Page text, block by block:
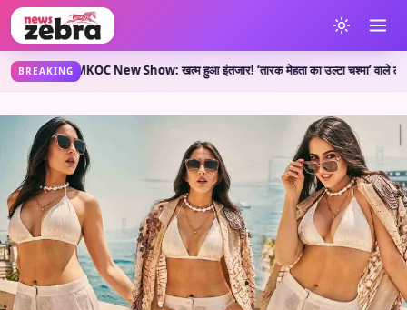
BREAKING
है?•TMKOC New Show: खत्म हुआ इंतजार! ‘तारक मेहता का उल्टा चश्मा’ वाले लेकर आए